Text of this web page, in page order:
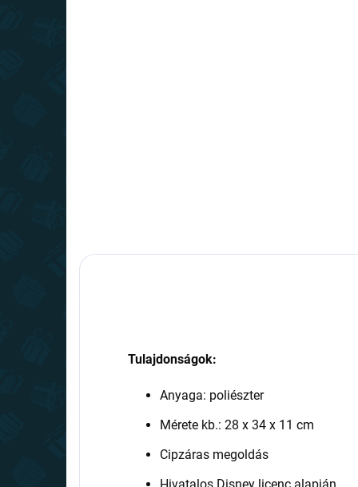
Tulajdonságok:
Anyaga: poliészter
Mérete kb.: 28 x 34 x 11 cm
Cipzáras megoldás